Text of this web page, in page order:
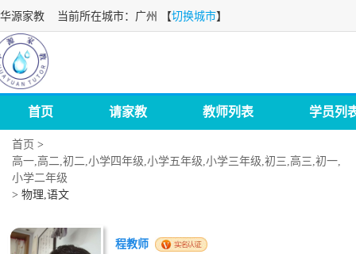
华源家教 当前所在城市：广州 【切换城市】
首页 请家教 教师列表 学员列
首页 >
高一,高二,初二,小学四年级,小学五年级,小学三年级,初三,高三,初一,
小学二年级
> 物理,语文
程教师